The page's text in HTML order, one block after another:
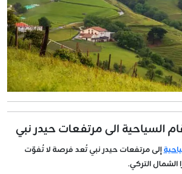
السياحية الى مرتفعات حيدر نبي
إلى مرتفعات حيدر نبي تُعد فرصة لا تُفوّت
التركي.